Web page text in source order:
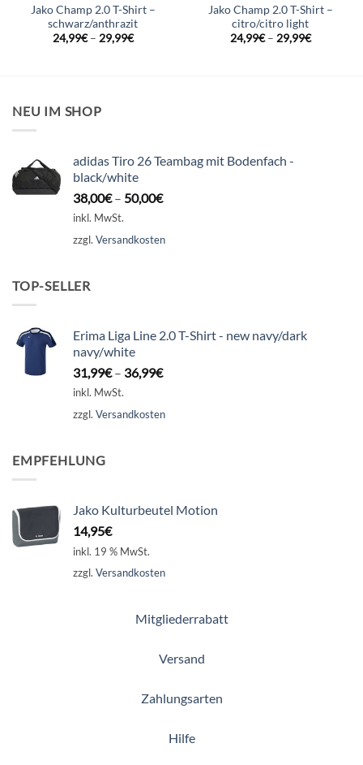
Jako Champ 2.0 T-Shirt –
schwarz/anthrazit
24,99€– 29,99€
Jako Champ 2.0 T-Shirt –
citro/citro light
24,99€– 29,99€
NEU IM SHOP
adidas Tiro 26 Teambag mit Bodenfach -
black/white
38,00€– 50,00€
inkl. MwSt.
zzgl. Versandkosten
TOP-SELLER
Erima Liga Line 2.0 T-Shirt - new navy/dark
navy/white
31,99€– 36,99€
inkl. MwSt.
zzgl. Versandkosten
EMPFEHLUNG
Jako Kulturbeutel Motion
14,95€
inkl. 19 % MwSt.
zzgl. Versandkosten
Mitgliederrabatt
Versand
Zahlungsarten
Hilfe